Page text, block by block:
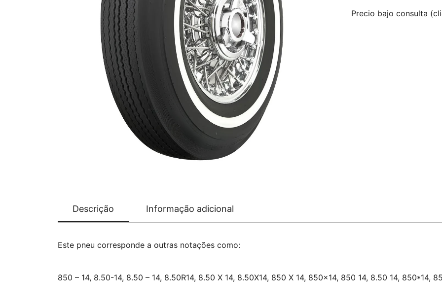
Precio bajo consulta
Descrição Informação adicional
Este pneu corresponde a outras notações como:
850 – 14, 8.50-14, 8.50 – 14, 8.50R14, 8.50 X 14, 8.50X14, 850 X 14, 850×14, 850 14, 8.50 14, 850*14,